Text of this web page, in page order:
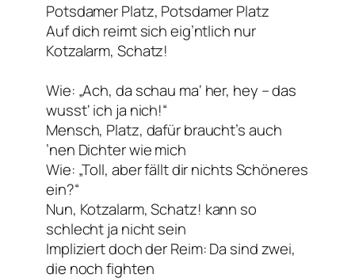
Potsdamer Platz, Potsdamer Platz
Auf dich reimt sich eig’ntlich nur
Kotzalarm, Schatz!
Wie: „Ach, da schau ma‘ her, hey – das
wusst‘ ich ja nich!“
Mensch, Platz, dafür braucht’s auch
’nen Dichter wie mich
Wie: „Toll, aber fällt dir nichts Schöneres
ein?“
Nun, Kotzalarm, Schatz! kann so
schlecht ja nicht sein
Impliziert doch der Reim: Da sind zwei,
die noch fighten